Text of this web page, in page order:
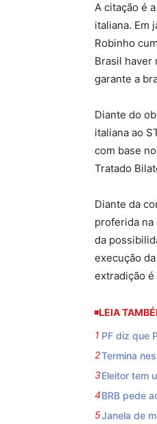
A citação é
italiana. Em
Robinho
Brasil haver
garante a
Diante do
italiana ao
com base
Tratado
Diante da
proferida na
da
execução
extradição é
LEIA
PF diz que
Termina
Eleitor tem
BRB pede
Janela de